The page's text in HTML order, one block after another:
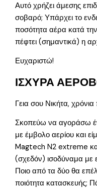
Αυτό χρήζει άμεσης
σοβαρό; Υπάρχει το
ποσότητα αέρα κατά
πέφτει (σημαντικά) η
Ευχαριστώ!
ΙΣΧΥΡΑ
Γεια σου Νικήτα,
Σκοπεύω να αγοράσω
με έμβολο αερίου και
Magtech N2 extreme
(σχεδόν) ισοδύναμα με
Ποιο από τα δύο θα
ποιότητα κατασκευής;